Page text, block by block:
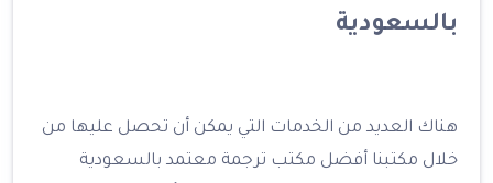
بالسعودية
هناك العديد من الخدمات التي يمكن أن تحصل عليها من
خلال مكتبنا أفضل مكتب ترجمة معتمد بالسعودية